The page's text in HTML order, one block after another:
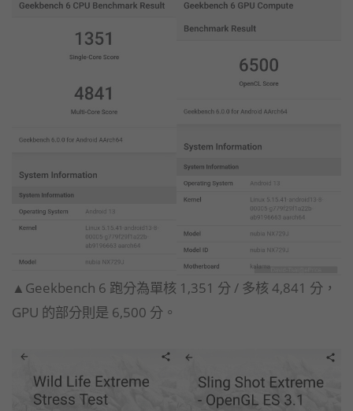
▲Geekbench 6 跑分為單核 1,351 分 / 多核 4,841 分，
GPU 的部分則是 6,500 分。